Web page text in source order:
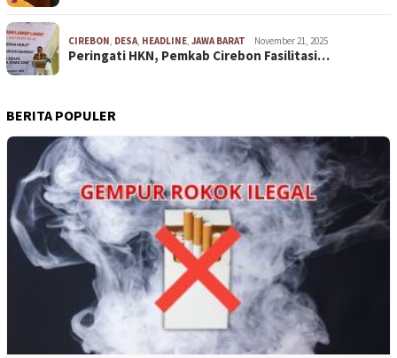
CIREBON, DESA, HEADLINE, JAWA BARAT November 21, 2025
Peringati HKN, Pemkab Cirebon Fasilitasi…
BERITA POPULER